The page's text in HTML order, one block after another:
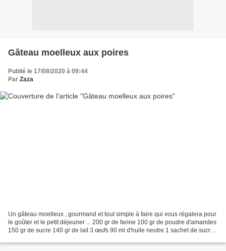
Gâteau moelleux aux poires
Publié le 17/08/2020 à 09:44
Par Zaza
Un gâteau moelleux , gourmand et tout simple à faire qui vous régalera pour
le goûter et le petit déjeuner ... 200 gr de farine 100 gr de poudre d'amandes
150 gr de sucre 140 gr de lait 3 œufs 90 ml d'huile neutre 1 sachet de sucre